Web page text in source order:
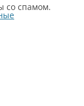
со спамом.